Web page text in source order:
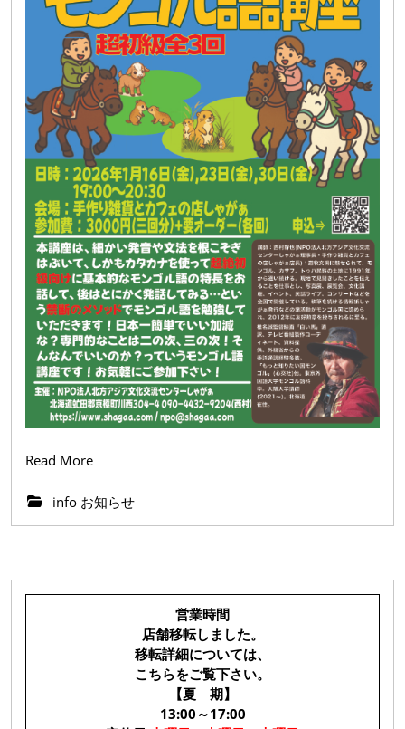
Read MoreRead
info お知らせ
営業時間
店舗移転しました。
移転詳細については、
こちらをご覧下さい。
【夏 期】
13:00～17:00